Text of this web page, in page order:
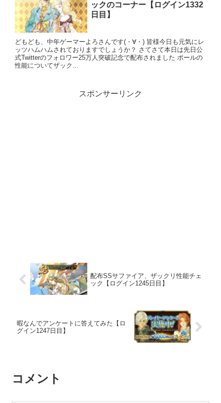
ックのコーナー【ログイン1332
日目】
どもども、中年ゲーマーよろさんです(・∀・) 皆様今日も元気にレ
ッツハムハムされておりますでしょうか？ さてさて本日は先日公
式Twitterのフォロワー25万人突破記念で配布されました ポールの
性能についてザック...
スポンサーリンク
配布SSサファイア、ザックリ性能チェ
ック【ログイン1245日目】
暇なんでアンケートに答えてみた【ロ
グイン1247日目】
コメント